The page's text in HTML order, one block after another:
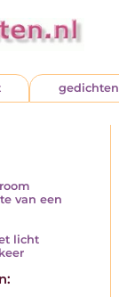
gedichten
van een
licht